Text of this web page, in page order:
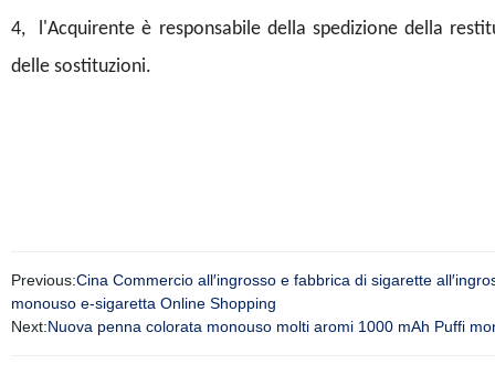
4, l'Acquirente è responsabile della spedizione della
delle sostituzioni.
Previous:Cina Commercio all′ingrosso e fabbrica di sigarette
monouso e-sigaretta Online Shopping
Next:Nuova penna colorata monouso molti aromi 1000 mAh Puffi